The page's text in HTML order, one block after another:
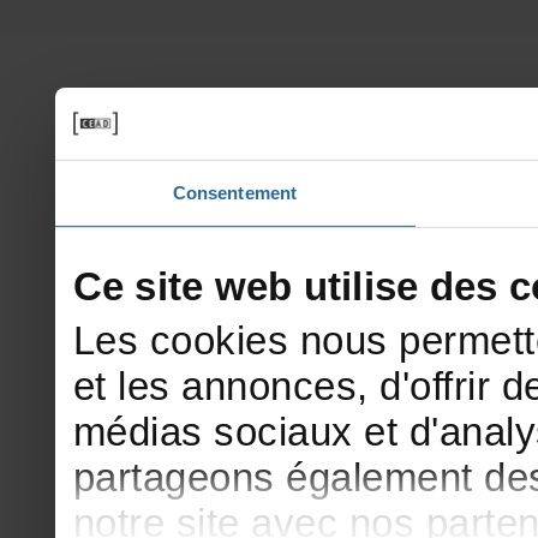
Consentement